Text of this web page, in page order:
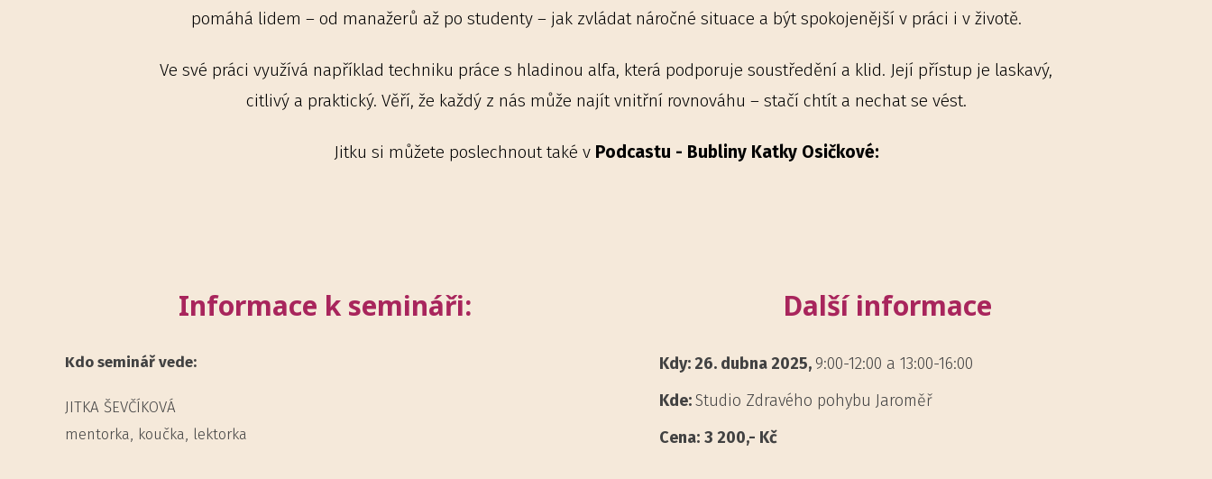
pomáhá lidem – od manažerů až po studenty – jak zvládat náročné situace a být spokojenější v práci i v životě.
Ve své práci využívá například techniku práce s hladinou alfa, která podporuje soustředění a klid. Její přístup je laskavý,
citlivý a praktický. Věří, že každý z nás může najít vnitřní rovnováhu – stačí chtít a nechat se vést.
Jitku si můžete poslechnout také vPodcastu - Bubliny Katky Osičkové:
Informace k semináři:
Kdo seminář vede:
JITKA ŠEVČÍKOVÁ
mentorka, koučka, lektorka
Další informace
Kdy: 26. dubna 2025, 9:00-12:00 a 13:00-16:00
Kde:Studio Zdravého pohybu Jaroměř
Cena: 3 200,- Kč